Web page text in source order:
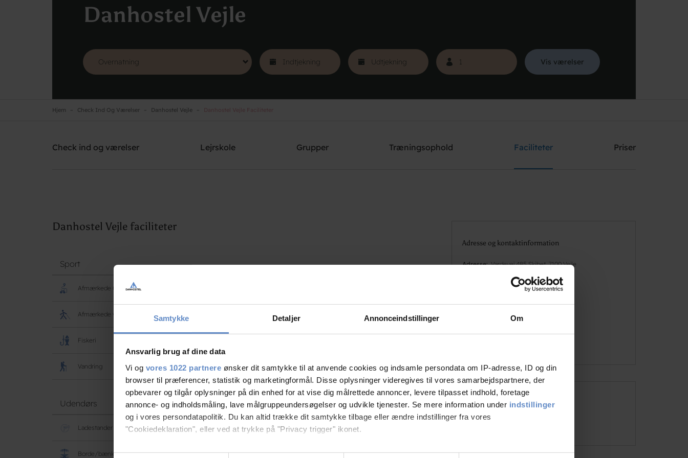
Samtykke Detaljer Annonceindstillinger Om
Ansvarlig brug af dine data
Vi og vores 1022 partnere ønsker dit samtykke til at anvende cookies og indsamle persondata om IP-adresse, ID og din
browser til præferencer, statistik og marketingformål. Disse oplysninger videregives til vores samarbejdspartnere, der
opbevarer og tilgår oplysninger på din enhed for at vise dig målrettede annoncer, levere tilpasset indhold, foretage
annonce- og indholdsmåling, lave målgruppeundersøgelser og udvikle tjenester. Se mere information under indstillinger
og i vores persondatapolitik. Du kan altid trække dit samtykke tilbage eller ændre indstillinger fra vores
"Cookiedeklaration", eller ved at trykke på "Privacy trigger" ikonet.
Hvis du tillader det, vil vi også gerne:
Danhostel Vejle
Vis værelser
Danhostel Vejle
Hjem Check Ind Og Værelser Danhostel Vejle
Check ind og værelser Lejrskole Grupper Træningsophold Faciliteter Priser
Danhostel Vejle faciliteter
Sport
Afmærkede Cyklerruter
Afmærkede vandreruter Cykling
Fiskeri
Vandring
Udendørs
Ladestander | Clever Bålplads
Borde/bænke/havemøbler Bordtennis
Adresse og kontaktinformation
Adresse Vardevej 485 Skibet, 7100 Vejle
+45 7582 5188
Charlotte Andersen
Åbningstider